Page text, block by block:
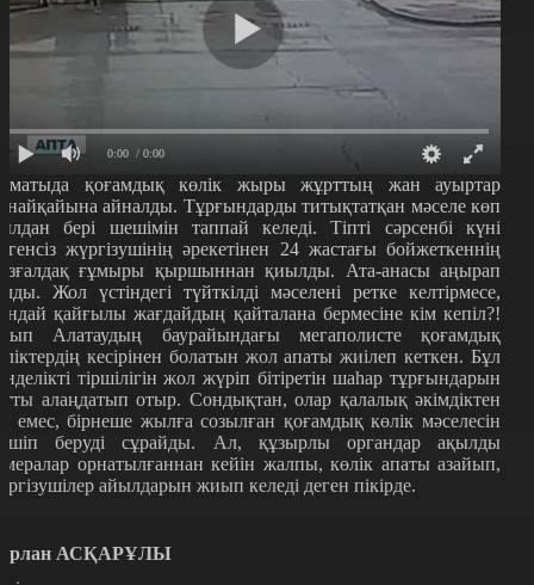
0:00 / 0:00
қоғамдық көлік жыры жұрттың жан ауыртар
айналды. Тұрғындарды титықтатқан мәселе көп
бері шешімін таппай келеді. Тіпті сәрсенбі күні
жүргізушінің әрекетінен 24 жастағы бойжеткеннің
ғұмыры қыршыннан қиылды. Ата-анасы аңырап
Жол үстіндегі түйткілді мәселені ретке келтірмесе,
қайғылы жағдайдың қайталана бермесіне кім кепіл?!
Алатаудың баурайындағы мегаполисте қоғамдық
кесірінен болатын жол апаты жиілеп кеткен. Бұл
тіршілігін жол жүріп бітіретін шаһар тұрғындарын
алаңдатып отыр. Сондықтан, олар қалалық әкімдіктен
емес, бірнеше жылға созылған қоғамдық көлік мәселесін
беруді сұрайды. Ал, құзырлы органдар ақылды
орнатылғаннан кейін жалпы, көлік апаты азайып,
айылдарын жиып келеді деген пікірде.
АСҚАРҰЛЫ